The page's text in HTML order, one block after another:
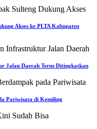
Akses ke PLTA Kabupaten
Jalan Daerah Terus Ditingkatkan
Pariwisata di Kemiling